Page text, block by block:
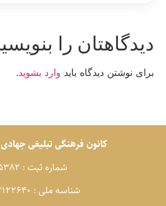
را بنویسید
نوشتن دیدگاه باید وارد بشوید.
کانون فرهنگی تبلیغی جهادی
شماره ثبت : 55382
شناسه ملی : 14012122640